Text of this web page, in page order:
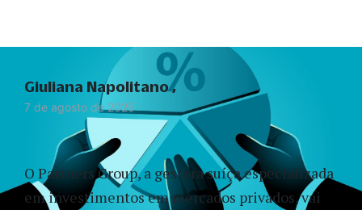
7 de agosto de 2025
O Partners Group, a gestora suíça especializada
em investimentos em mercados privados, vai
Giuliana Napolitano